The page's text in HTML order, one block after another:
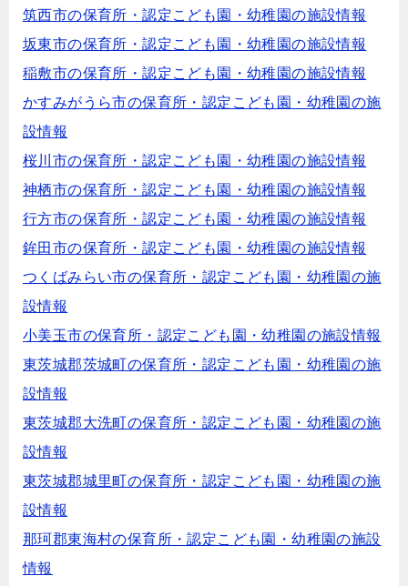
筑西市の保育所・認定こども園・幼稚園の施設情報
坂東市の保育所・認定こども園・幼稚園の施設情報
稲敷市の保育所・認定こども園・幼稚園の施設情報
かすみがうら市の保育所・認定こども園・幼稚園の施
設情報
桜川市の保育所・認定こども園・幼稚園の施設情報
神栖市の保育所・認定こども園・幼稚園の施設情報
行方市の保育所・認定こども園・幼稚園の施設情報
鉾田市の保育所・認定こども園・幼稚園の施設情報
つくばみらい市の保育所・認定こども園・幼稚園の施
設情報
小美玉市の保育所・認定こども園・幼稚園の施設情報
東茨城郡茨城町の保育所・認定こども園・幼稚園の施
設情報
東茨城郡大洗町の保育所・認定こども園・幼稚園の施
設情報
東茨城郡城里町の保育所・認定こども園・幼稚園の施
設情報
那珂郡東海村の保育所・認定こども園・幼稚園の施設
情報